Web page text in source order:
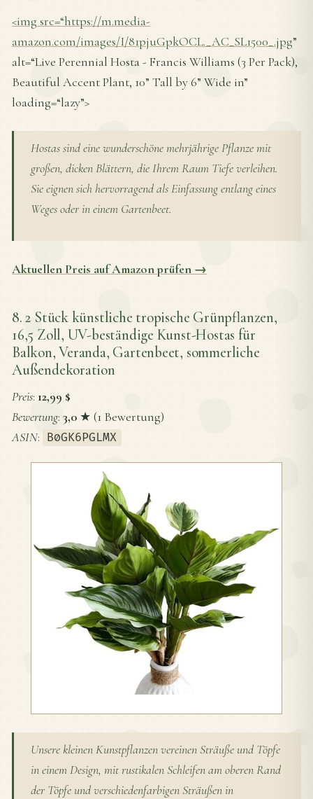
<img src=“https://m.media-
amazon.com/images/I/81pjuGpkOCL._AC_SL1500_.jpg”
alt=“Live Perennial Hosta - Francis Williams (3 Per Pack),
Beautiful Accent Plant, 10” Tall by 6” Wide in”
loading=“lazy”>
Hostas sind eine wunderschöne mehrjährige Pflanze mit
großen, dicken Blättern, die Ihrem Raum Tiefe verleihen.
Sie eignen sich hervorragend als Einfassung entlang eines
Weges oder in einem Gartenbeet.
Aktuellen Preis auf Amazon prüfen →
8. 2 Stück künstliche tropische Grünpflanzen,
16,5 Zoll, UV-beständige Kunst-Hostas für
Balkon, Veranda, Gartenbeet, sommerliche
Außendekoration
Preis: 12,99 $
Bewertung: 3,0 ★ (1 Bewertung)
ASIN: B0GK6PGLMX
Unsere kleinen Kunstpflanzen vereinen Sträuße und Töpfe
in einem Design, mit rustikalen Schleifen am oberen Rand
der Töpfe und verschiedenfarbigen Sträußen in